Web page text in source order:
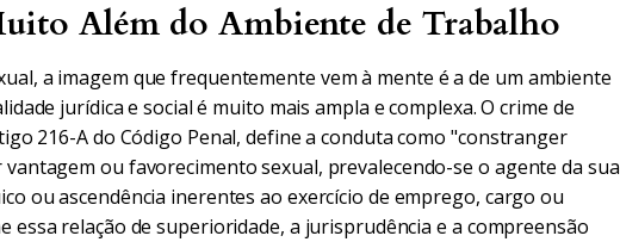
Além do Ambiente de Trabalho
a imagem que frequentemente vem à mente é a de um ambiente
jurídica e social é muito mais ampla e complexa. O crime de
216-A do Código Penal, define a conduta como "constranger
ou favorecimento sexual, prevalecendo-se o agente da sua
ou ascendência inerentes ao exercício de emprego, cargo ou
essa relação de superioridade, a jurisprudência e a compreensão